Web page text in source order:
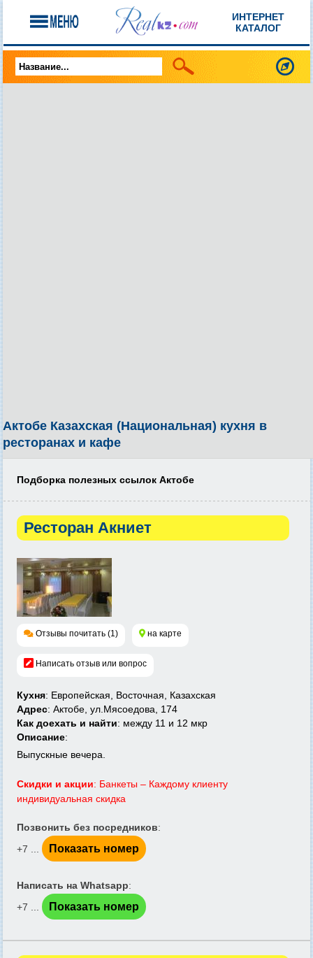
ИНТЕРНЕТ
КАТАЛОГ
Актобе Казахская (Национальная) кухня в
ресторанах и кафе
Подборка полезных ссылок Актобе
Ресторан Акниет
Отзывы почитать (1) на карте
Написать отзыв или вопрос
Кухня: Европейская, Восточная, Казахская
Адрес: Актобе, ул.Мясоедова, 174
Как доехать и найти: между 11 и 12 мкр
Описание:
Выпускные вечера.
Скидки и акции: Банкеты – Каждому клиенту
индивидуальная скидка
Позвонить без посредников:
+7 ...
Показать номер
Написать на Whatsapp:
+7 ...
Показать номер